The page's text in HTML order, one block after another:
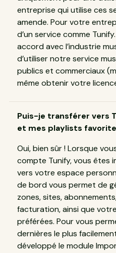
entreprise qui utilise ces
amende. Pour votre
d’un service comme
accord avec l’industrie
d’utiliser notre service
publics et commerciaux
même obtenir votre
Puis-je transférer vers
et mes playlists
Oui, bien sûr ! Lorsque
compte Tunify, vous êtes
vers votre espace
de bord vous permet de
zones, sites,
facturation, ainsi que
préférées. Pour vous
dernières le plus
développé le module